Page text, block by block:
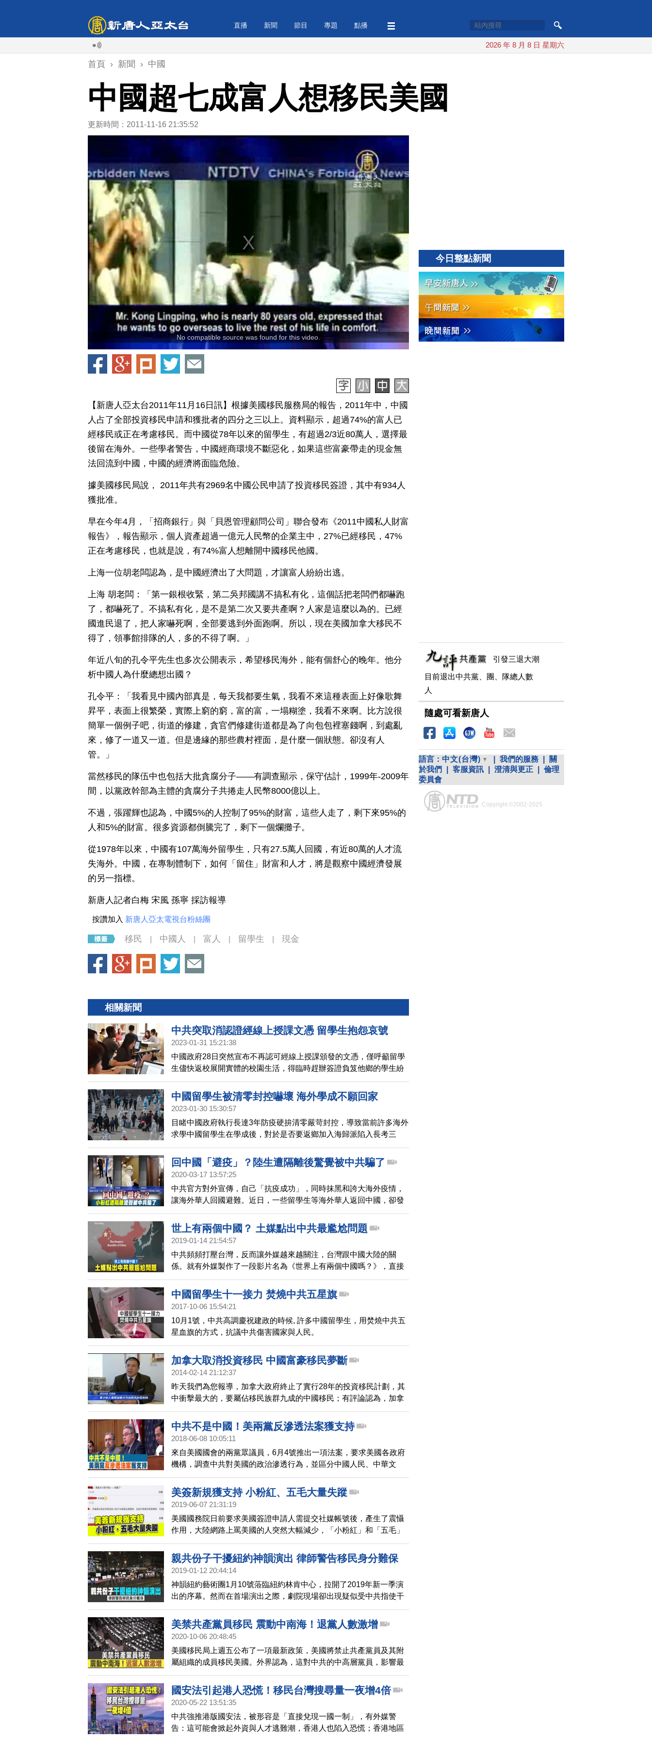
直播 新聞 節目 專題 點播
2026 年 8 月 8 日 星期六
首頁 › 新聞 › 中國
中國超七成富人想移民美國
更新時間：2011-11-16 21:35:52
No compatible source was found for this video.
【新唐人亞太台2011年11月16日訊】根據美國移民服務局的報告，2011年中，中國
人占了全部投資移民申請和獲批者的四分之三以上。資料顯示，超過74%的富人已
經移民或正在考慮移民。而中國從78年以來的留學生，有超過2/3近80萬人，選擇最
後留在海外。一些學者警告，中國經商環境不斷惡化，如果這些富豪帶走的現金無
法回流到中國，中國的經濟將面臨危險。
據美國移民局說， 2011年共有2969名中國公民申請了投資移民簽證，其中有934人
獲批准。
早在今年4月，「招商銀行」與「貝恩管理顧問公司」聯合發布《2011中國私人財富
報告》，報告顯示，個人資產超過一億元人民幣的企業主中，27%已經移民，47%
正在考慮移民，也就是說，有74%富人想離開中國移民他國。
上海一位胡老闆認為，是中國經濟出了大問題，才讓富人紛紛出逃。
上海 胡老闆：「第一銀根收緊，第二吳邦國講不搞私有化，這個話把老闆們都嚇跑
了，都嚇死了。不搞私有化，是不是第二次又要共產啊？人家是這麼以為的。已經
國進民退了，把人家嚇死啊，全部要逃到外面跑啊。所以，現在美國加拿大移民不
得了，領事館排隊的人，多的不得了啊。」
年近八旬的孔令平先生也多次公開表示，希望移民海外，能有個舒心的晚年。他分
析中國人為什麼總想出國？
孔令平：「我看見中國內部真是，每天我都要生氣，我看不來這種表面上好像歌舞
昇平，表面上很繁榮，實際上窮的窮，富的富，一塌糊塗，我看不來啊。比方說很
簡單一個例子吧，街道的修建，貪官們修建街道都是為了向包包裡塞錢啊，到處亂
來，修了一道又一道。但是邊緣的那些農村裡面，是什麼一個狀態。卻沒有人
管。」
當然移民的隊伍中也包括大批貪腐分子——有調查顯示，保守估計，1999年-2009年
間，以黨政幹部為主體的貪腐分子共捲走人民幣8000億以上。
不過，張躍輝也認為，中國5%的人控制了95%的財富，這些人走了，剩下來95%的
人和5%的財富。很多資源都倒騰完了，剩下一個爛攤子。
從1978年以來，中國有107萬海外留學生，只有27.5萬人回國，有近80萬的人才流
失海外。中國，在專制體制下，如何「留住」財富和人才，將是觀察中國經濟發展
的另一指標。
新唐人記者白梅 宋風 孫寧 採訪報導
按讚加入 新唐人亞太電視台粉絲團
移民 中國人 富人 留學生 現金
相關新聞
中共突取消認證經線上授課文憑 留學生抱怨哀號
2023-01-31 15:21:38
中國政府28日突然宣布不再認可經線上授課頒發的文憑，僅呼籲留學
生儘快返校展開實體的校園生活，得臨時趕辦簽證負笈他鄉的學生紛
紛哀號並抱怨當局，簡直不把他們當人看。
中國留學生被清零封控嚇壞 海外學成不願回家
2023-01-30 15:30:57
目睹中國政府執行長達3年防疫硬拚清零嚴苛封控，導致當前許多海外
求學中國留學生在學成後，對於是否要返鄉加入海歸派陷入長考三
思。
回中國「避疫」？陸生遭隔離後驚覺被中共騙了
2020-03-17 13:57:25
中共官方對外宣傳，自己「抗疫成功」，同時抹黑和誇大海外疫情，
讓海外華人回國避難。近日，一些留學生等海外華人返回中國，卻發
現完全不是中共宣傳的那樣。
世上有兩個中國？ 土媒點出中共最尷尬問題
2019-01-14 21:54:57
中共頻頻打壓台灣，反而讓外媒越來越關注，台灣跟中國大陸的關
係。就有外媒製作了一段影片名為《世界上有兩個中國嗎？》，直接
碰觸中共最尷尬的問題，而同時，我們也訪問了在台灣的外國留學
生，他們幾乎一致讚賞台灣珍貴的地方在於，民主與自由。
中國留學生十一接力 焚燒中共五星旗
2017-10-06 15:54:21
10月1號，中共高調慶祝建政的時候, 許多中國留學生，用焚燒中共五
星血旗的方式，抗議中共傷害國家與人民。
加拿大取消投資移民 中國富豪移民夢斷
2014-02-14 21:12:37
昨天我們為您報導，加拿大政府終止了實行28年的投資移民計劃，其
中衝擊最大的，要屬佔移民族群九成的中國移民；有評論認為，加拿
大政府的目的是要進一步限制中國富豪和投資流入，本台加拿大記者
站，獨家專訪當地移民律師，也了解正在等待受理的6萬6千位移民處
境。
中共不是中國！美兩黨反滲透法案獲支持
2018-06-08 10:05:11
來自美國國會的兩黨眾議員，6月4號推出一項法案，要求美國各政府
機構，調查中共對美國的政治滲透行為，並區分中國人民、中華文
化，以及執政的中共。
美簽新規獲支持 小粉紅、五毛大量失蹤
2019-06-07 21:31:19
美國國務院日前要求美國簽證申請人需提交社媒帳號後，產生了震懾
作用，大陸網路上罵美國的人突然大幅減少，「小粉紅」和「五毛」
大量失蹤，很多網友支持美國政府的作法，並希望美國政府能大力度
結束中共政權。
親共份子干擾紐約神韻演出 律師警告移民身分難保
2019-01-12 20:44:14
神韻紐約藝術團1月10號蒞臨紐約林肯中心，拉開了2019年新一季演
出的序幕。然而在首場演出之際，劇院現場卻出現疑似受中共指使干
擾分子。移民律師表示，這些人是在公開違反美國法律，以後出了美
國很可能永遠不能再進來了。
美禁共產黨員移民 震動中南海！退黨人數激增
2020-10-06 20:48:45
美國移民局上週五公布了一項最新政策，美國將禁止共產黨員及其附
屬組織的成員移民美國。外界認為，這對中共的中高層黨員，影響最
大，2012年就有調查結果顯示，有九成中共中央委員親屬，都移民海
外。而對很多普通中國人來說，如果想移民美國，退黨已成為必要選
項，這幾天到「全球退黨服務中心」辦理《退黨證書》的人數激增。
國安法引起港人恐慌！移民台灣搜尋量一夜增4倍
2020-05-22 13:51:35
中共強推港版國安法，被形容是「直接兌現一國一制」，有外媒警
告：這可能會掀起外資與人才逃難潮，香港人也陷入恐慌；香港地區
今日整點新聞
引發三退大潮
目前退出中共黨、團、隊總人數
人
隨處可看新唐人
語言： 中文(台灣) 我們的服務
關
於我們
客服資訊 澄清與更正
倫理
委員會
Copyright ©2002-2025